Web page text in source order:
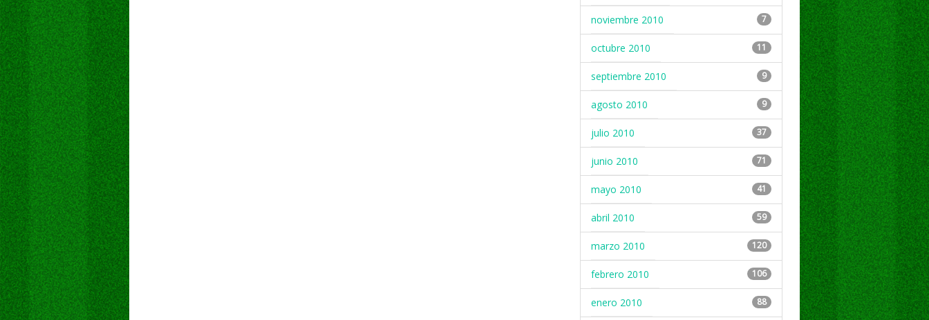
noviembre 2010 7
octubre 2010 11
septiembre 2010 9
agosto 2010 9
julio 2010 37
junio 2010 71
mayo 2010 41
abril 2010 59
marzo 2010 120
febrero 2010 106
enero 2010 88